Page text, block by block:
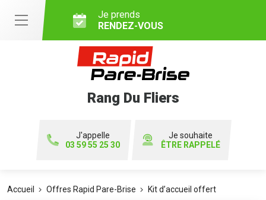
Je prends
RENDEZ-VOUS
Rang Du Fliers
J'appelle
03 59 55 25 30
Je souhaite
ÊTRE RAPPELÉ
Accueil Offres Rapid Pare-Brise Kit d’accueil offert